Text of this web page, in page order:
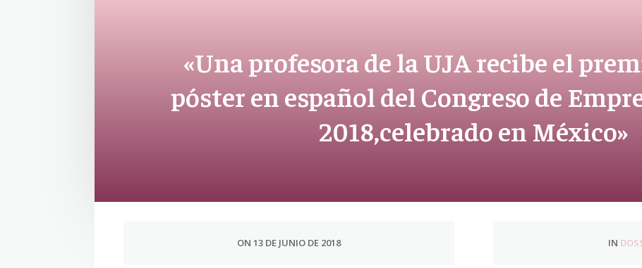
«Una profesora de la UJA recibe el
póster en español del Congreso de
2018,celebrado en México»
ON 13 DE JUNIO DE 2018 IN